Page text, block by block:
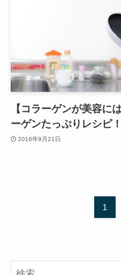
【コラーゲンが美容に
ーゲンたっぷりレシピ！
2016年9月21日
1